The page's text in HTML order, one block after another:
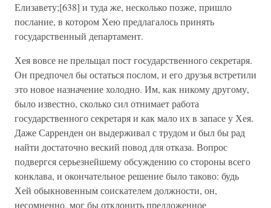
Елизавету;[638] и туда же, несколько позже, пришло
послание, в котором Хею предлагалось принять
государственный департамент.
Хея вовсе не прельщал пост государственного секретаря.
Он предпочел бы остаться послом, и его друзья встретили
это новое назначение холодно. Им, как никому другому,
было известно, сколько сил отнимает работа
государственного секретаря и как мало их в запасе у Хея.
Даже Сарренден он выдерживал с трудом и был бы рад
найти достаточно веский повод для отказа. Вопрос
подвергся серьезнейшему обсуждению со стороны всего
конклава, и окончательное решение было таково: будь
Хей обыкновенным соискателем должности, он,
несомненно, мог бы отклонить предложенное